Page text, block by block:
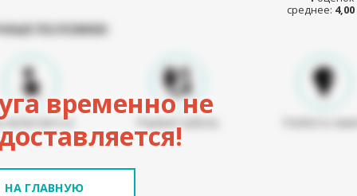
среднее: 4,00
временно не
НА ГЛАВНУЮ
ПОЛОМКИ:
включается Порван кабель Разбита